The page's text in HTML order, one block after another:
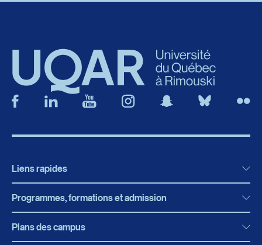
Liens rapides
Actualités
Bibliothèque
Programmes, formations et admission
Programmes, formations et admission
Plans des campus